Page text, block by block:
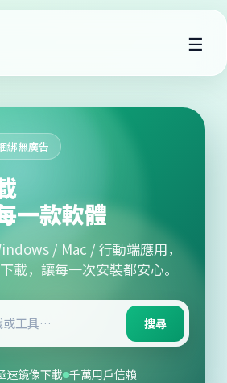
☰
綁無廣告
一款軟體
/ Mac / 行動端應用，
載，讓每一次安裝都安心。
搜尋
速鏡像下載 千萬用戶信賴